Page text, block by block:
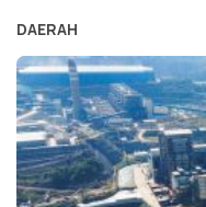
DAERAH